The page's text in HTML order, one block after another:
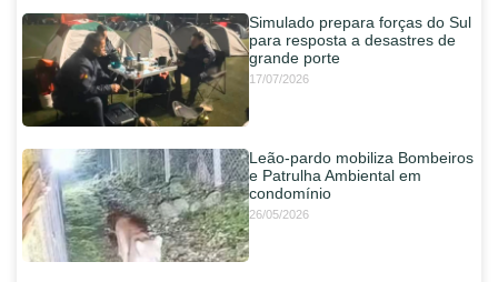
Simulado prepara forças do Sul
para resposta a desastres de
grande porte
17/07/2026
Leão-pardo mobiliza Bombeiros
e Patrulha Ambiental em
condomínio
26/05/2026